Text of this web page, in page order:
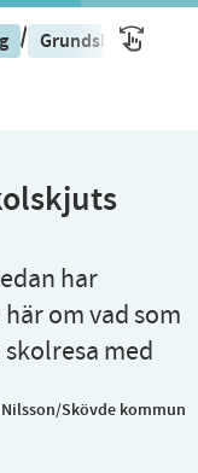
/ Grundskola och
har
om vad som
med
Skövde kommun